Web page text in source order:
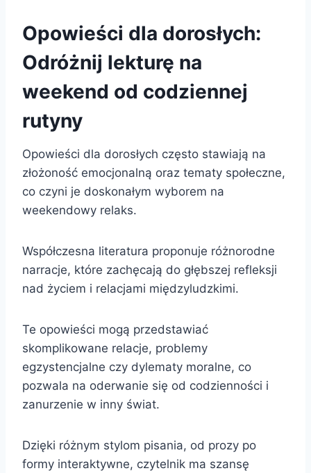
Opowieści dla dorosłych:
Odróżnij lekturę na
weekend od codziennej
rutyny
Opowieści dla dorosłych często stawiają na
złożoność emocjonalną oraz tematy społeczne,
co czyni je doskonałym wyborem na
weekendowy relaks.
Współczesna literatura proponuje różnorodne
narracje, które zachęcają do głębszej refleksji
nad życiem i relacjami międzyludzkimi.
Te opowieści mogą przedstawiać
skomplikowane relacje, problemy
egzystencjalne czy dylematy moralne, co
pozwala na oderwanie się od codzienności i
zanurzenie w inny świat.
Dzięki różnym stylom pisania, od prozy po
formy interaktywne, czytelnik ma szansę